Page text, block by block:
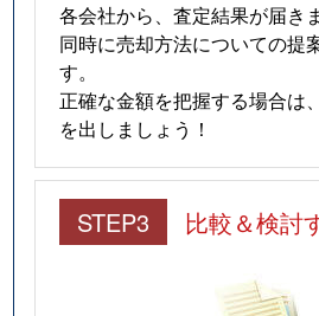
各会社から、査定結果が届きま
同時に売却方法についての提
す。
正確な金額を把握する場合は
を出しましょう！
STEP3 比較＆検討